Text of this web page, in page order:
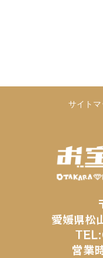
サイトマ
愛媛県松
営業